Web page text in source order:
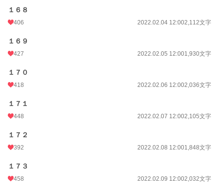
１６８
406 2022.02.04 12:002,112文字
１６９
427 2022.02.05 12:001,930文字
１７０
418 2022.02.06 12:002,036文字
１７１
448 2022.02.07 12:002,105文字
１７２
392 2022.02.08 12:001,848文字
１７３
458 2022.02.09 12:002,032文字